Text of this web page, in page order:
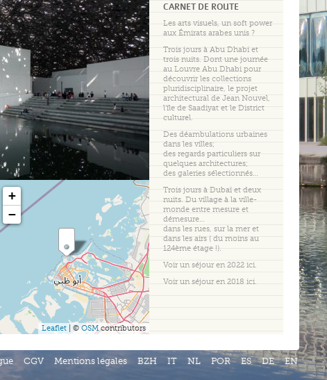
+
−
Leaflet | © OSMcontributors
CARNET DE ROUTE
Les arts visuels, un soft power
aux Émirats arabes unis ?
Trois jours à Abu Dhabi et
trois nuits. Dont une journée
au Louvre Abu Dhabi pour
découvrir les collections
pluridisciplinaire, le projet
architectural de Jean Nouvel,
l’île de Saadiyat et le District
culturel.
Des déambulations urbaines
dans les villes;
des regards particuliers sur
quelques architectures;
des galeries sélectionnés…
Trois jours à Dubaï et deux
nuits. Du village à la ville-
monde entre mesure et
démesure…
dans les rues, sur la mer et
dans les airs ( du moins au
124ème étage !).
Voir un séjour en 2022 ici.
Voir un séjour en 2018 ici.
CGV Mentions légales BZH IT NL POR ES DE EN